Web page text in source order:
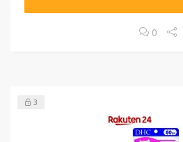
0
3